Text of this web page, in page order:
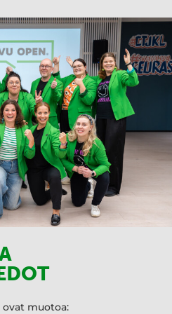
muotoa: